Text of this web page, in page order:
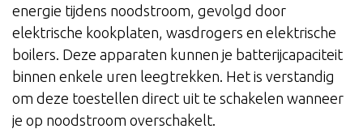
energie tijdens noodstroom, gevolgd door
elektrische kookplaten, wasdrogers en elektrische
boilers. Deze apparaten kunnen je batterijcapaciteit
binnen enkele uren leegtrekken. Het is verstandig
om deze toestellen direct uit te schakelen wanneer
je op noodstroom overschakelt.